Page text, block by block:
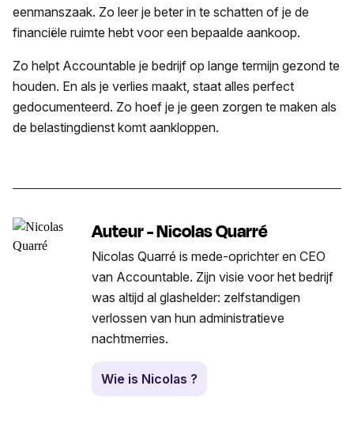
eenmanszaak. Zo leer je beter in te schatten of je de
financiële ruimte hebt voor een bepaalde aankoop.
Zo helpt Accountable je bedrijf op lange termijn gezond te
houden. En als je verlies maakt, staat alles perfect
gedocumenteerd. Zo hoef je je geen zorgen te maken als
de belastingdienst komt aankloppen.
Auteur - Nicolas Quarré
Nicolas Quarré is mede-oprichter en CEO
van Accountable. Zijn visie voor het bedrijf
was altijd al glashelder: zelfstandigen
verlossen van hun administratieve
nachtmerries.
Wie is Nicolas ?